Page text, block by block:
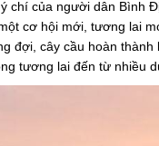
chí của người dân Bình
cơ hội mới, tương lai
đợi, cây cầu hoàn thành
tương lai đến từ nhiều